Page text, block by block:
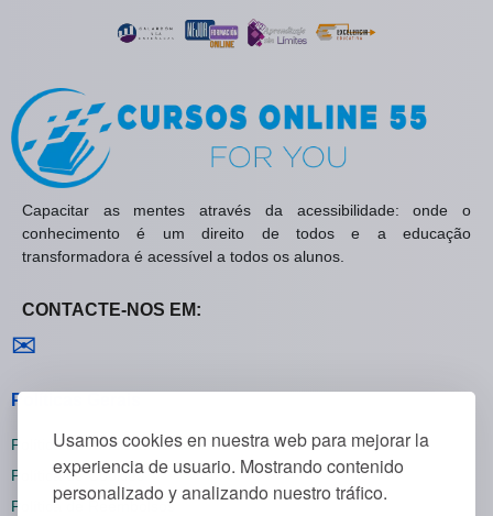
Usamos cookies en nuestra web para mejorar la
experiencia de usuario. Mostrando contenido
personalizado y analizando nuestro tráfico.
Capacitar as mentes através da acessibilidade: onde o
conhecimento é um direito de todos e a educação
transformadora é acessível a todos os alunos.
CONTACTE-NOS EM:
✉
Políticas Gerais
Política de Privacidade
Política de Cookies
Política de Reembolsos